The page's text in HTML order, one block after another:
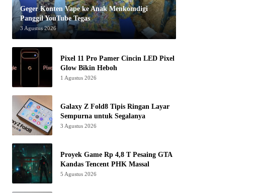
Geger Konten Vape ke Anak Menkomdigi
Panggil YouTube Tegas
3 Agustus 2026
Pixel 11 Pro Pamer Cincin LED Pixel
Glow Bikin Heboh
1 Agustus 2026
Galaxy Z Fold8 Tipis Ringan Layar
Sempurna untuk Segalanya
3 Agustus 2026
Proyek Game Rp 4,8 T Pesaing GTA
Kandas Tencent PHK Massal
5 Agustus 2026